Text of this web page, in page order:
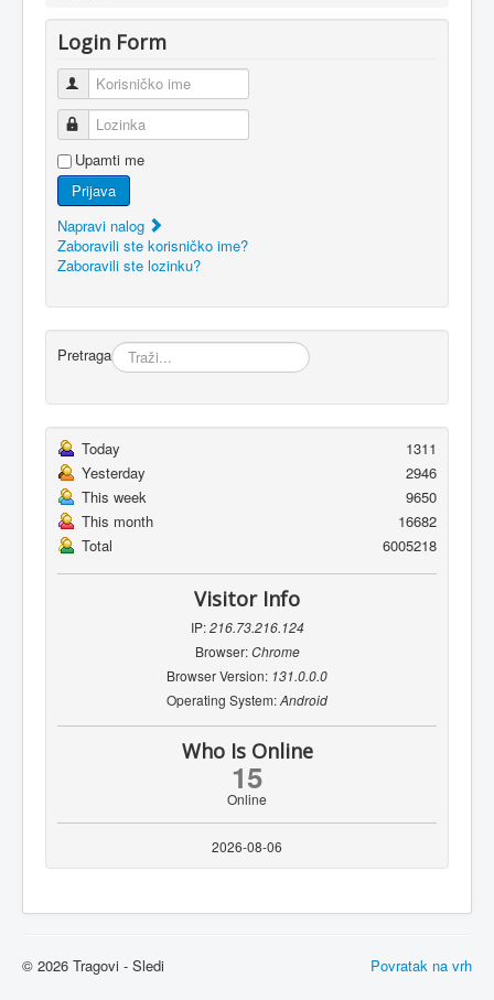
Login Form
Korisničko ime
Lozinka
Upamti me
Prijava
Napravi nalog
Zaboravili ste korisničko ime?
Zaboravili ste lozinku?
Pretraga
Today
1311
Yesterday
2946
This week
9650
This month
16682
Total
6005218
Visitor Info
IP:216.73.216.124
Browser:Chrome
Browser Version: 131.0.0.0
Operating System:Android
Who Is Online
15
Online
2026-08-06
Povratak na vrh
© 2026 Tragovi - Sledi